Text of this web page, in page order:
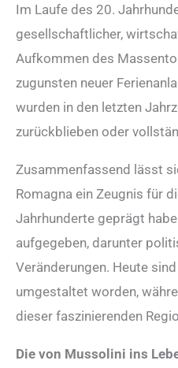
Im Laufe des 20.
gesellschaftlicher,
Aufkommen des
zugunsten neuer
wurden in den letzten
zurückblieben oder
Zusammenfassend lässt
Romagna ein Zeugnis für
Jahrhunderte geprägt
aufgegeben, darunter
Veränderungen. Heute
umgestaltet worden,
dieser faszinierenden
Die von Mussolini ins